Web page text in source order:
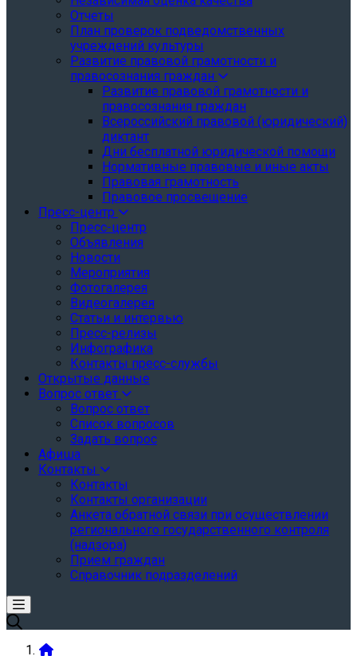
Отчеты
План проверок подведомственных
учреждений культуры
Развитие правовой грамотности и
правосознания граждан
Развитие правовой грамотности и
правосознания граждан
Всероссийский правовой (юридический)
диктант
Дни бесплатной юридической помощи
Нормативные правовые и иные акты
Правовая грамотность
Правовое просвещение
Пресс-центр
Пресс-центр
Объявления
Новости
Мероприятия
Фотогалерея
Видеогалерея
Статьи и интервью
Пресс-релизы
Инфографика
Контакты пресс-службы
Открытые данные
Вопрос ответ
Вопрос ответ
Список вопросов
Задать вопрос
Афиша
Контакты
Контакты
Контакты организации
Анкета обратной связи при осуществлении
регионального государственного контроля
(надзора)
Прием граждан
Справочник подразделений